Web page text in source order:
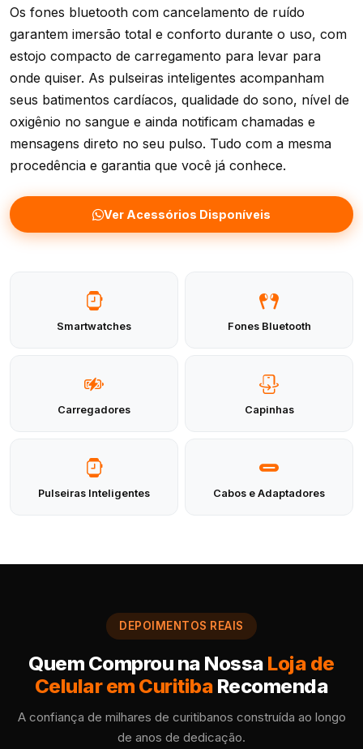
Os fones bluetooth com cancelamento de ruído
garantem imersão total e conforto durante o uso, com
estojo compacto de carregamento para levar para
onde quiser. As pulseiras inteligentes acompanham
seus batimentos cardíacos, qualidade do sono, nível de
oxigênio no sangue e ainda notificam chamadas e
mensagens direto no seu pulso. Tudo com a mesma
procedência e garantia que você já conhece.
Ver Acessórios Disponíveis
Smartwatches Fones Bluetooth
Carregadores Capinhas
Pulseiras Inteligentes Cabos e Adaptadores
DEPOIMENTOS REAIS
Quem Comprou na Nossa Loja de
Celular em Curitiba Recomenda
A confiança de milhares de curitibanos construída ao longo
de anos de dedicação.